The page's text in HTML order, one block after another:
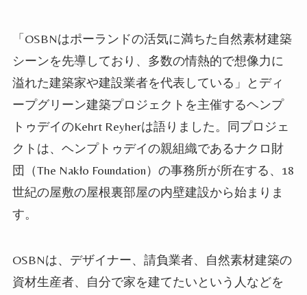
「OSBNはポーランドの活気に満ちた自然素材建築
シーンを先導しており、多数の情熱的で想像力に
溢れた建築家や建設業者を代表している 」とディ
ープグリーン建築プロジェクトを主催するヘンプ
トゥデイのKehrt Reyherは語りました。同プロジェ
クトは、ヘンプトゥデイの親組織であるナクロ財
団（The Nakło Foundation） の事務所が所在する、18
世紀の屋敷の屋根裏部屋の内壁建設から始ま りま
す。
OSBNは、デザイナー、請負業者、自然素材建築の
資材生産者、 自分で家を建てたいという人などを